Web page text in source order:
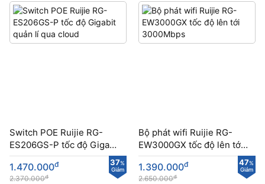
Switch POE Ruijie RG-
ES206GS-P tốc độ Gigabit
quản lí qua cloud
37%
Giảm
1.470.000đ
2.370.000đ
Bộ phát wifi Ruijie RG-
EW3000GX tốc độ lên tới
3000Mbps
47%
Giảm
1.390.000đ
2.650.000đ